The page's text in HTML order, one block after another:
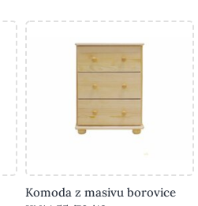
Komoda z masivu borovice